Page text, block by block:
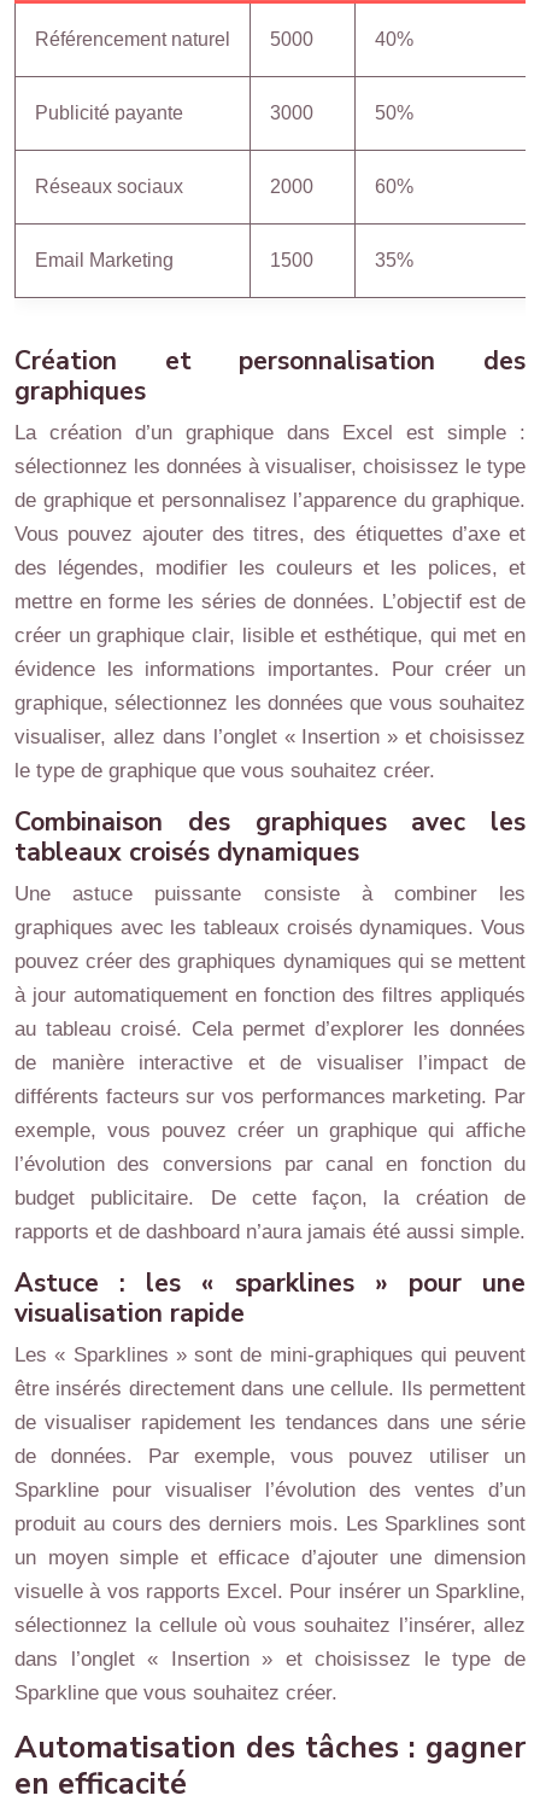
Référencement naturel 5000 40%
Publicité payante 3000 50%
Réseaux sociaux 2000 60%
Email Marketing 1500 35%
Création et personnalisation des
graphiques
La création d’un graphique dans Excel est simple :
sélectionnez les données à visualiser, choisissez le type
de graphique et personnalisez l’apparence du graphique.
Vous pouvez ajouter des titres, des étiquettes d’axe et
des légendes, modifier les couleurs et les polices, et
mettre en forme les séries de données. L’objectif est de
créer un graphique clair, lisible et esthétique, qui met en
évidence les informations importantes. Pour créer un
graphique, sélectionnez les données que vous souhaitez
visualiser, allez dans l’onglet « Insertion » et choisissez
le type de graphique que vous souhaitez créer.
Combinaison des graphiques avec les
tableaux croisés dynamiques
Une astuce puissante consiste à combiner les
graphiques avec les tableaux croisés dynamiques. Vous
pouvez créer des graphiques dynamiques qui se mettent
à jour automatiquement en fonction des filtres appliqués
au tableau croisé. Cela permet d’explorer les données
de manière interactive et de visualiser l’impact de
différents facteurs sur vos performances marketing. Par
exemple, vous pouvez créer un graphique qui affiche
l’évolution des conversions par canal en fonction du
budget publicitaire. De cette façon, la création de
rapports et de dashboard n’aura jamais été aussi simple.
Astuce : les « sparklines » pour une
visualisation rapide
Les « Sparklines » sont de mini-graphiques qui peuvent
être insérés directement dans une cellule. Ils permettent
de visualiser rapidement les tendances dans une série
de données. Par exemple, vous pouvez utiliser un
Sparkline pour visualiser l’évolution des ventes d’un
produit au cours des derniers mois. Les Sparklines sont
un moyen simple et efficace d’ajouter une dimension
visuelle à vos rapports Excel. Pour insérer un Sparkline,
sélectionnez la cellule où vous souhaitez l’insérer, allez
dans l’onglet « Insertion » et choisissez le type de
Sparkline que vous souhaitez créer.
Automatisation des tâches : gagner
en efficacité